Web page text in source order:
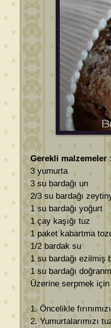
Gerekli malzemeler
3 yumurta
3 su bardağı un
2/3 su bardağı
1 su bardağı yoğurt
1 çay kaşığı tuz
1 paket kabartma
1/2 bardak su
1 su bardağı ezilmiş
1 su bardağı
Üzerine serpmek
1. Öncelikle
2. Yumurtalarımızı